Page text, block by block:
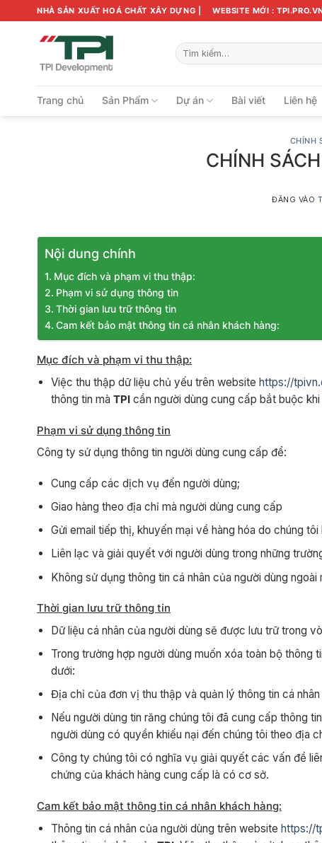
qua
NHÀ SẢN XUẤT HOÁ CHẤT XÂY DỰNG | WEBSITE MỚI :
Tìm
kiếm:
Trang chủ Sản Phẩm Dự án Bài viết Liên hệ
CHÍNH
CHÍNH
ĐĂNG VÀO
Nội dung chính
Mục đích và phạm vi thu thập:
Phạm vi sử dụng thông tin
Thời gian lưu trữ thông tin
Cam kết bảo mật thông tin cá nhân khách hàng:
Mục đích và phạm vi thu thập:
Việc thu thập dữ liệu chủ yếu trên website https://
thông tin mà TPIcần người dùng cung cấp bắt buộc
Phạm vi sử dụng thông tin
Công ty sử dụng thông tin người dùng cung cấp để:
Cung cấp các dịch vụ đến người dùng;
Giao hàng theo địa chỉ mà người dùng cung cấp
Gửi email tiếp thị, khuyến mại về hàng hóa do chúng tôi
Liên lạc và giải quyết với người dùng trong những
Không sử dụng thông tin cá nhân của người dùng
Thời gian lưu trữ thông tin
Dữ liệu cá nhân của người dùng sẽ được lưu trữ trong
Trong trường hợp người dùng muốn xóa toàn bộ thông
dưới:
Địa chỉ của đơn vị thu thập và quản lý thông tin cá nhân
Nếu người dùng tin răng chúng tôi đã cung cấp thông
người dùng có quyền khiếu nại đến chúng tôi theo địa
Công ty chúng tôi có nghĩa vụ giải quyết các vấn đề
chứng của khách hàng cung cấp là có cơ sở.
Cam kết bảo mật thông tin cá nhân khách hàng:
Thông tin cá nhân của người dùng trên website https://